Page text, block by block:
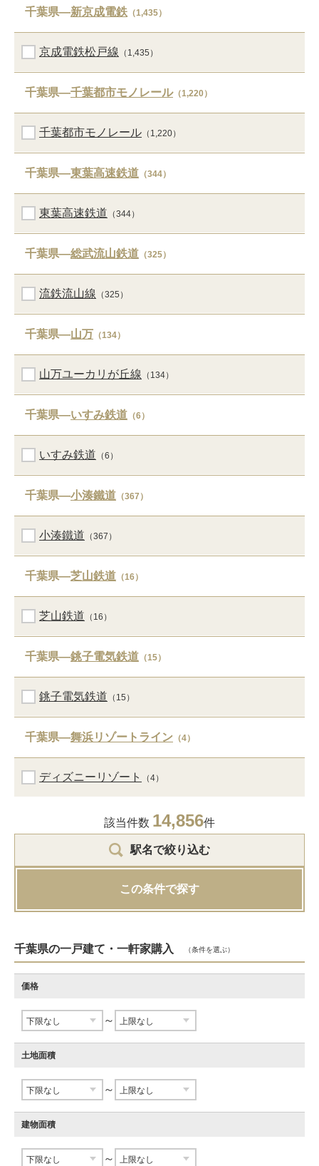
千葉県―新京成電鉄 （1,435）
京成電鉄松戸線 （1,435）
千葉県―千葉都市モノレール（1,220）
千葉都市モノレール （1,220）
千葉県―東葉高速鉄道 （344）
東葉高速鉄道 （344）
千葉県―総武流山鉄道 （325）
流鉄流山線 （325）
千葉県―山万 （134）
山万ユーカリが丘線 （134）
千葉県―いすみ鉄道 （6）
いすみ鉄道 （6）
千葉県―小湊鐵道 （367）
小湊鐵道 （367）
千葉県―芝山鉄道 （16）
芝山鉄道 （16）
千葉県―銚子電気鉄道 （15）
銚子電気鉄道 （15）
千葉県―舞浜リゾートライン （4）
ディズニーリゾート （4）
該当件数 14,856件
駅名で絞り込む
この条件で探す
千葉県の一戸建て・一軒家購入 （条件を選ぶ）
価格
～
土地面積
～
建物面積
～